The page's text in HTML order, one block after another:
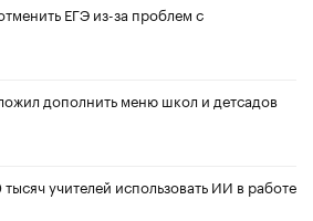
ЕГЭ из-за проблем с
дополнить меню школ и детсадов
учителей использовать ИИ в работе